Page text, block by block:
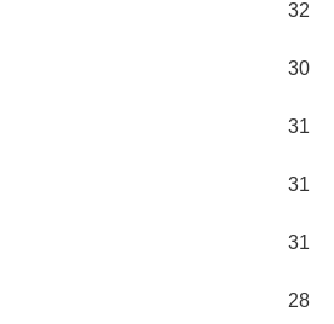
32
30
31
31
31
28